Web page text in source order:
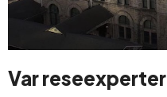
Var